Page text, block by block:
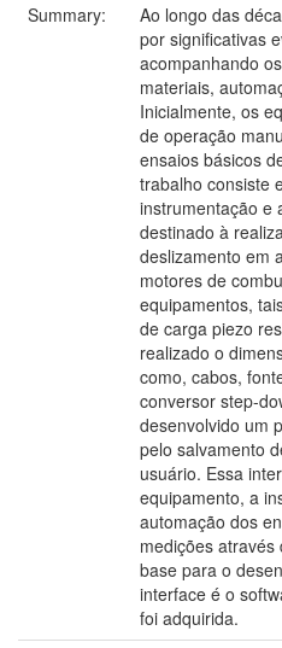
Summary:
Ao longo das
por significativas
acompanhando
materiais,
Inicialmente, os
de operação
ensaios básicos
trabalho consiste
instrumentação e
destinado à
deslizamento em
motores de
equipamentos,
de carga piezo
realizado o
como, cabos,
conversor step-
desenvolvido um
pelo salvamento
usuário. Essa
equipamento, a
automação dos
medições
base para o
interface é o
foi adquirida.